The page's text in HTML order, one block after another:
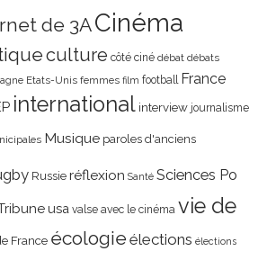
de 3ACinéma
culture côté ciné débat débats
Etats-Unis femmes film football France
international interview journalisme
Musique paroles d'anciens
Russie réflexion Santé Sciences Po
usa valse avec le cinéma vie de
France écologie élections élections